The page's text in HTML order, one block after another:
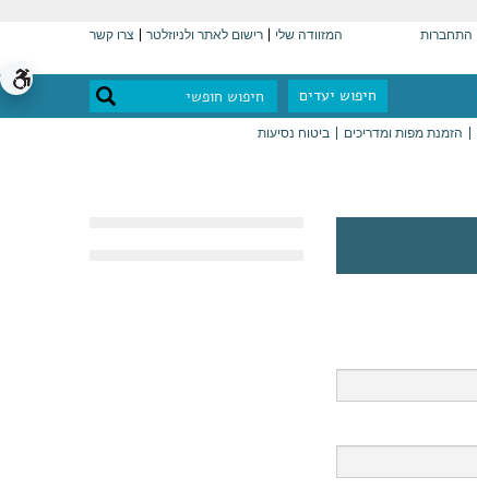
התחברות המזוודה שלי רישום לאתר ולניוזלטר צרו קשר
חיפוש יעדים
הזמנת מפות ומדריכים ביטוח נסיעות